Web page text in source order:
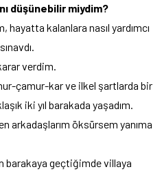
düşünebilir miydim?
hayatta kalanlara nasıl yardımcı
verdim.
çamur-kar ve ilkel şartlarda bir
iki yıl barakada yaşadım.
arkadaşlarım öksürsem yanıma
barakaya geçtiğimde villaya